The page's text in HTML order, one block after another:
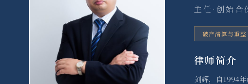
主任·创始合
破产清算与重整
律师简介
刘辉，自1994